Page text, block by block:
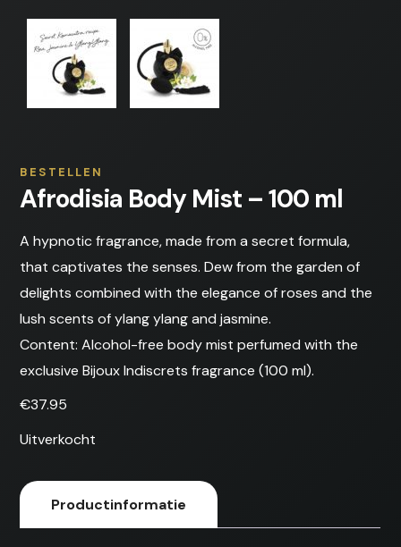
BESTELLEN
Afrodisia Body Mist – 100 ml
A hypnotic fragrance, made from a secret formula,
that captivates the senses. Dew from the garden of
delights combined with the elegance of roses and the
lush scents of ylang ylang and jasmine.
Content: Alcohol-free body mist perfumed with the
exclusive Bijoux Indiscrets fragrance (100 ml).
€37.95
Uitverkocht
Productinformatie